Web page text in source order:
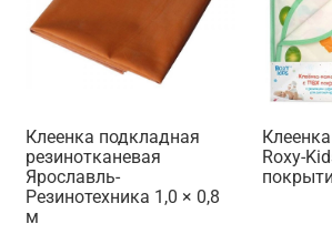
Клеенка подкладная
резинотканевая
Ярославль-
Резинотехника 1,0 × 0,8
м
Roxy-